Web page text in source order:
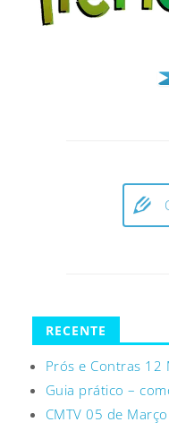
RECENTE
Prós e Contras 12
Guia prático –
CMTV 05 de